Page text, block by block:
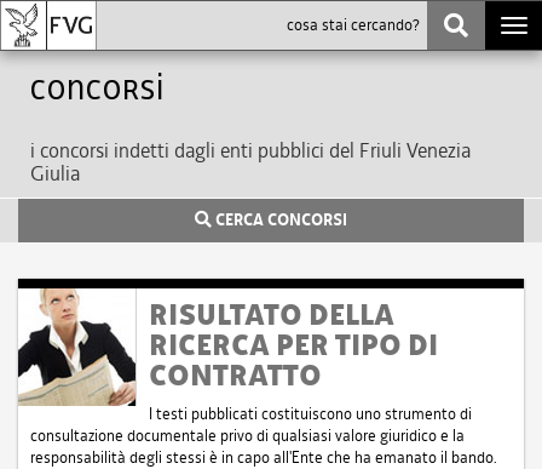
Concorsi
i concorsi indetti dagli enti pubblici del Friuli Venezia
Giulia
CERCA CONCORSI
RISULTATO DELLA
RICERCA PER TIPO DI
CONTRATTO
I testi pubblicati costituiscono uno strumento di
consultazione documentale privo di qualsiasi valore giuridico e la
responsabilità degli stessi è in capo all'Ente che ha emanato il bando.